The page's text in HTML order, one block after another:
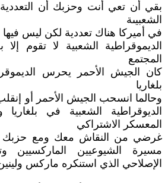
بقي أن تعي أنت وحزبك أن التعددية
الشعبيىة
في أميركا هناك تعددية لكن ليس
الديموقراطية الشعبية لا تقوم
المجتمع
كان الجيش الأحمر يحرس
بلغاريا
وحالما انسحب الجيش الأحمر أو
الديوقراطية الشعبية في
المعسكر الاشتراكي
غرضي من النقاش معك ومع حزبك
مسيرة الشيوعيين الماركسيين
الإصلاحي الذي استنكره ماركس